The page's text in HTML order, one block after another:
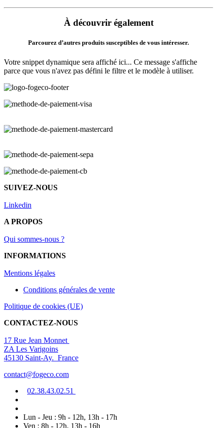
À découvrir également
Parcourez d’autres produits susceptibles de vous intéresser.
Votre snippet dynamique sera affiché ici... Ce message s'affiche
parce que vous n'avez pas défini le filtre et le modèle à utiliser.
SUIVEZ-NOUS
Linkedin
A PROPOS
Qui sommes-nous ?
INFORMATIONS
Mentions légales
Conditions générales de vente
Politique de cookies (UE)
CONTACTEZ-NOUS
17 Rue Jean Monnet
ZA Les Varigoins
45130 Saint-Ay. France
contact@fogeco.com
02.38.43.02.51
Lun - Jeu : 9h - 12h, 13h - 17h
Ven : 8h - 12h, 13h - 16h